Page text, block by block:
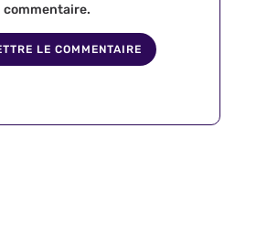
commentaire.
LE COMMENTAIRE